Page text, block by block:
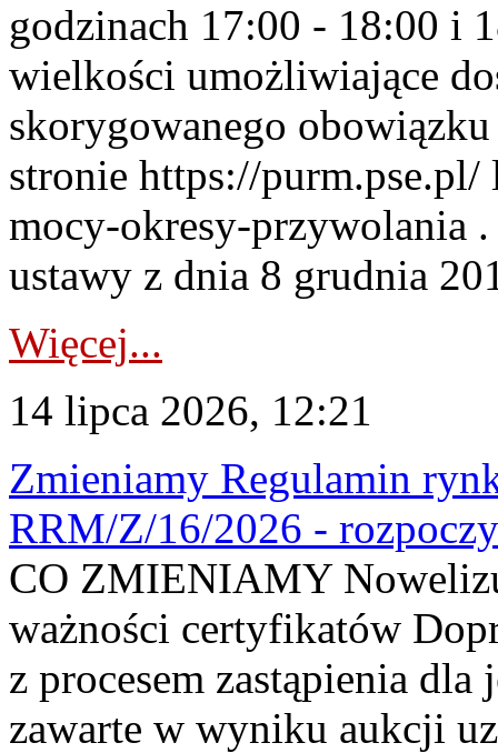
godzinach 17:00 - 18:00 i
wielkości umożliwiające
skorygowanego
stronie https://
mocy-okresy-przywolania
ustawy z dnia 8 grudnia
Więcej...
14 lipca 2026, 12:21
Zmieniamy Regulamin
RRM/Z/16/2026 -
CO ZMIENIAMY
ważności certyfikatów
z procesem zastąpienia
zawarte w wyniku aukcji